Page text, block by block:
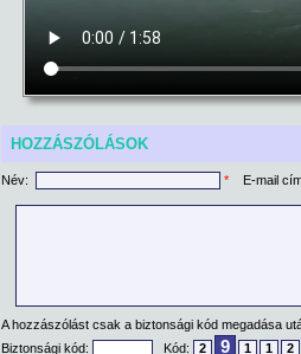
HOZZÁSZÓLÁSOK
Név: * E-mail
A hozzászólást csak a biztonsági kód megadása
Biztonsági kód:
Kód: 2 9 1 1 2